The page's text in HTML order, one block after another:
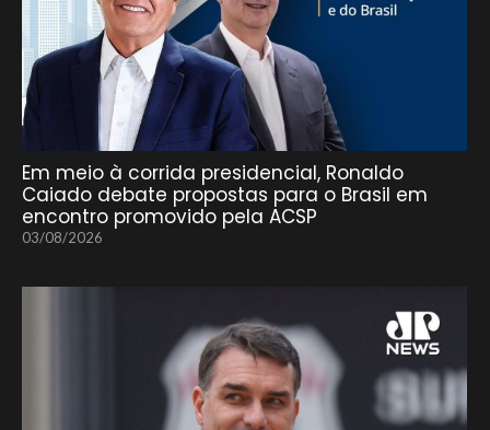
Em meio à corrida presidencial, Ronaldo
Caiado debate propostas para o Brasil em
encontro promovido pela ACSP
03/08/2026